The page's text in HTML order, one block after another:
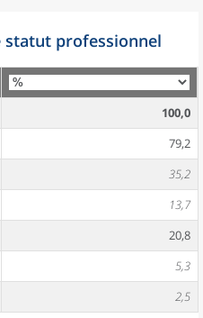
statut professionnel
100,0
79,2
35,2
13,7
20,8
5,3
2,5